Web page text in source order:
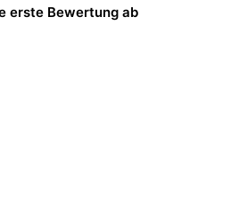
erste Bewertung ab